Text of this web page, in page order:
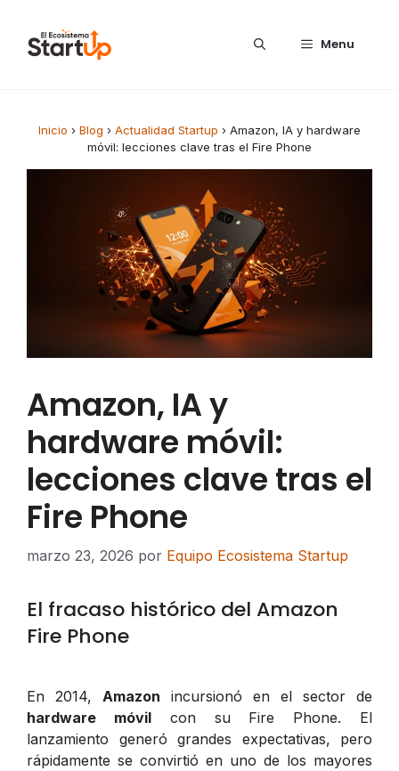
Menu
Inicio › Blog › Actualidad Startup › Amazon, IA y hardware
móvil: lecciones clave tras el Fire Phone
Amazon, IA y
hardware móvil:
lecciones clave tras el
Fire Phone
marzo 23, 2026 por Equipo Ecosistema Startup
El fracaso histórico del Amazon
Fire Phone
En 2014, Amazon incursionó en el sector de
hardware móvilcon su Fire Phone. El
lanzamiento generó grandes expectativas, pero
rápidamente se convirtió en uno de los mayores